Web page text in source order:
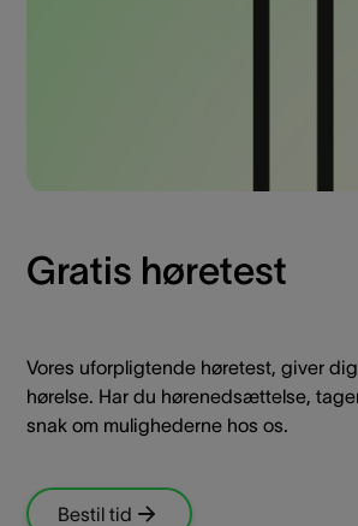
Gratis høretest
Vores uforpligtende høretest, giver
hørelse. Har du hørenedsættelse,
snak om mulighederne hos os.
Bestil tid